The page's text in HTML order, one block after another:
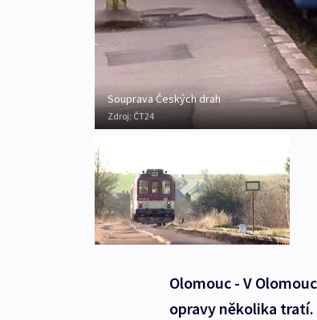
Souprava Českých drah
Zdroj: ČT24
Olomouc - V
opravy několika